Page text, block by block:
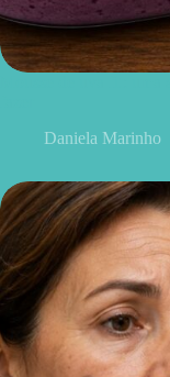
Daniela Marinho